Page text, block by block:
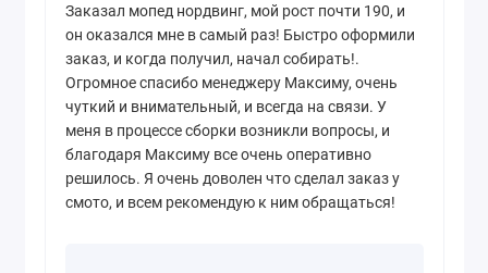
Заказал мопед нордвинг, мой рост почти 190, и
он оказался мне в самый раз! Быстро оформили
заказ, и когда получил, начал собирать!.
Огромное спасибо менеджеру Максиму, очень
чуткий и внимательный, и всегда на связи. У
меня в процессе сборки возникли вопросы, и
благодаря Максиму все очень оперативно
решилось. Я очень доволен что сделал заказ у
смото, и всем рекомендую к ним обращаться!